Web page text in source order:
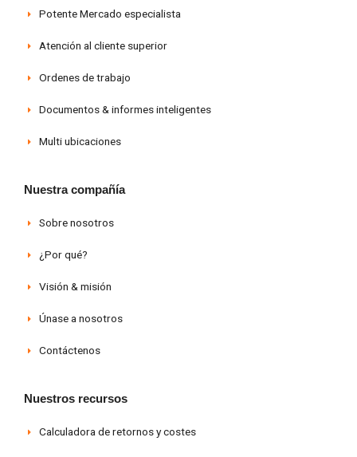
Potente Mercado especialista
Atención al cliente superior
Ordenes de trabajo
Documentos & informes inteligentes
Multi ubicaciones
Nuestra compañía
Sobre nosotros
¿Por qué?
Visión & misión
Únase a nosotros
Contáctenos
Nuestros recursos
Calculadora de retornos y costes